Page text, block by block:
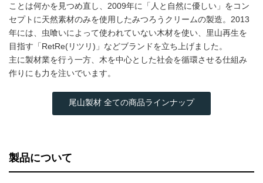
ことは何かを見つめ直し、2009年に「人と自然に優しい」をコン
セプトに天然素材のみを使用したみつろうクリームの製造。2013
年には、虫喰いによって使われていない木材を使い、里山再生を
目指す「RetRe(リツリ)」などブランドを立ち上げました。
主に製材業を行う一方、木を中心とした社会を循環させる仕組み
作りにも力を注いでいます。
尾山製材 全ての商品ラインナップ
製品について